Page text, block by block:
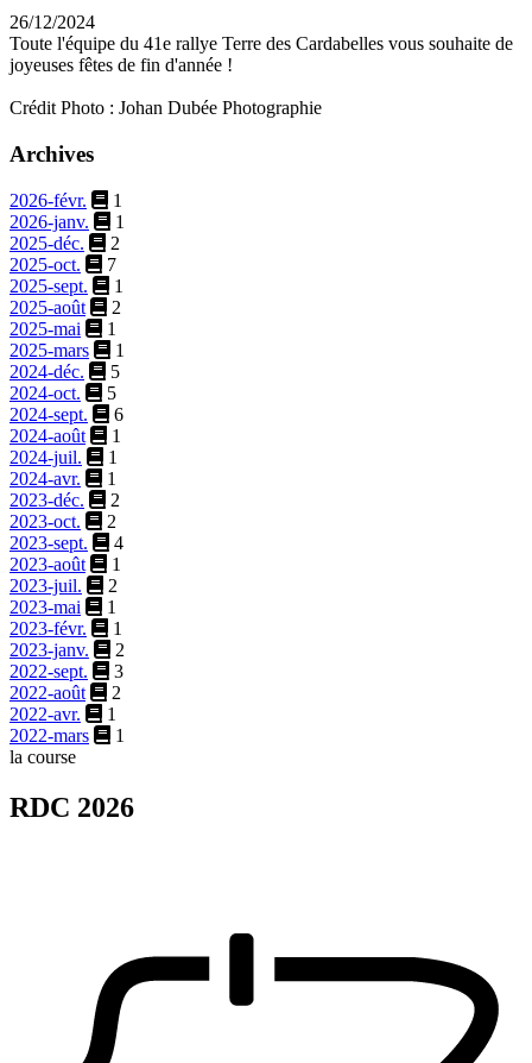
26/12/2024
Toute l'équipe du 41e rallye Terre des Cardabelles vous souhaite de
joyeuses fêtes de fin d'année !
Crédit Photo : Johan Dubée Photographie
Archives
2026-févr.
1
2026-janv.
1
2025-déc.
2
2025-oct.
7
2025-sept.
1
2025-août
2
2025-mai
1
2025-mars
1
2024-déc.
5
2024-oct.
5
2024-sept.
6
2024-août
1
2024-juil.
1
2024-avr.
1
2023-déc.
2
2023-oct.
2
2023-sept.
4
2023-août
1
2023-juil.
2
2023-mai
1
2023-févr.
1
2023-janv.
2
2022-sept.
3
2022-août
2
2022-avr.
1
2022-mars
1
la course
RDC 2026